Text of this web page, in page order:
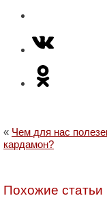
« Чем для нас
кардамон?
Похожие статьи